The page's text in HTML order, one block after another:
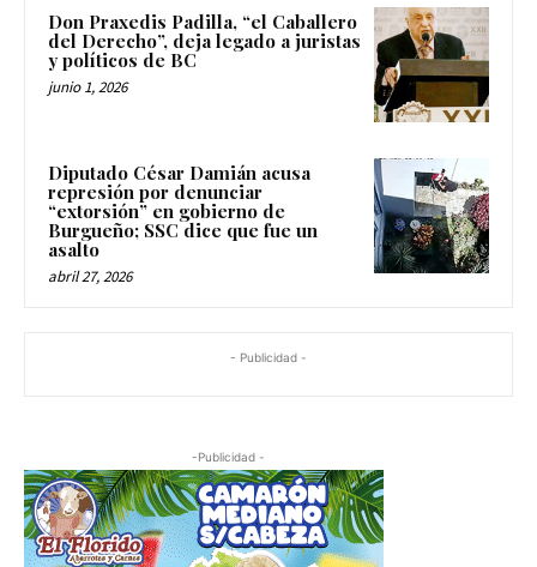
Don Praxedis Padilla, “el Caballero
del Derecho”, deja legado a juristas
y políticos de BC
junio 1, 2026
Diputado César Damián acusa
represión por denunciar
“extorsión” en gobierno de
Burgueño; SSC dice que fue un
asalto
abril 27, 2026
- Publicidad -
-Publicidad -